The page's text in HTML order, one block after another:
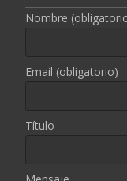
Nombre
Email (obligatorio)
Título